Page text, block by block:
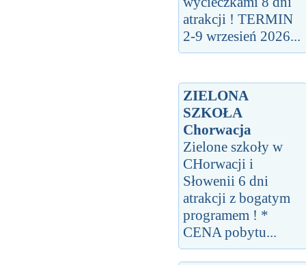
atrakcji ! TERMIN
2-9 wrzesień 2026...
ZIELONA
SZKOŁA
Chorwacja
Zielone szkoły w
CHorwacji i
Słowenii 6 dni
atrakcji z bogatym
programem ! *
CENA pobytu...